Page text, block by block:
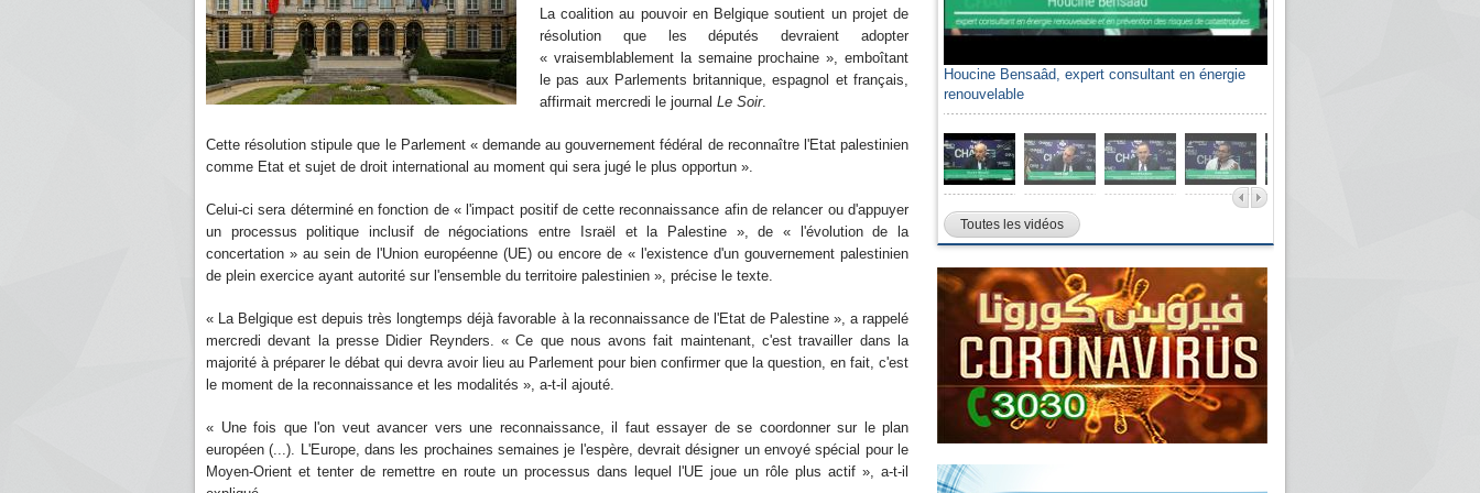
La coalition au pouvoir en Belgique soutient un projet de
résolution que les députés devraient adopter
« vraisemblablement la semaine prochaine », emboîtant
le pas aux Parlements britannique, espagnol et français,
affirmait mercredi le journal Le Soir.
Cette résolution stipule que le Parlement « demande au gouvernement fédéral de reconnaître l'Etat palestinien
comme Etat et sujet de droit international au moment qui sera jugé le plus opportun ».
Celui-ci sera déterminé en fonction de « l'impact positif de cette reconnaissance afin de relancer ou d'appuyer
un processus politique inclusif de négociations entre Israël et la Palestine », de « l'évolution de la
concertation » au sein de l'Union européenne (UE) ou encore de « l'existence d'un gouvernement palestinien
de plein exercice ayant autorité sur l'ensemble du territoire palestinien », précise le texte.
« La Belgique est depuis très longtemps déjà favorable à la reconnaissance de l'Etat de Palestine », a rappelé
mercredi devant la presse Didier Reynders. « Ce que nous avons fait maintenant, c'est travailler dans la
majorité à préparer le débat qui devra avoir lieu au Parlement pour bien confirmer que la question, en fait, c'est
le moment de la reconnaissance et les modalités », a-t-il ajouté.
« Une fois que l'on veut avancer vers une reconnaissance, il faut essayer de se coordonner sur le plan
européen (...). L'Europe, dans les prochaines semaines je l'espère, devrait désigner un envoyé spécial pour le
Moyen-Orient et tenter de remettre en route un processus dans lequel l'UE joue un rôle plus actif », a-t-il
Houcine Bensaâd, expert consultant en énergie
renouvelable
Toutes les vidéos